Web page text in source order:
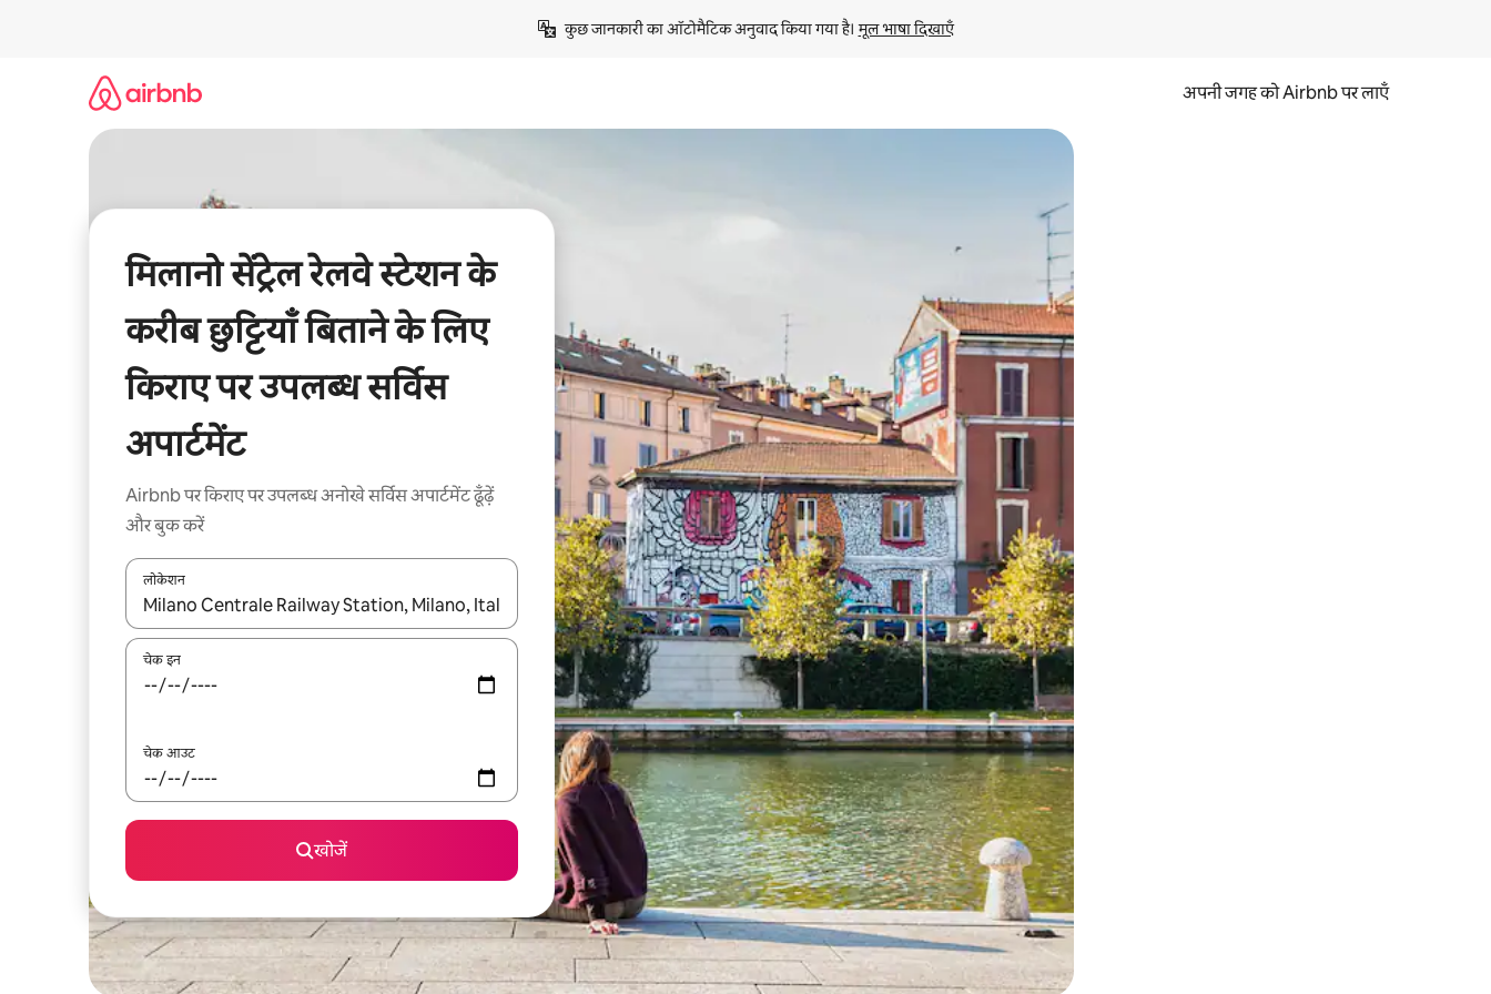
कुछ जानकारी का ऑटोमैटिक अनुवाद किया गया है। मूल भाषा दिखाएँ
अपनी जगह को Airbnb पर लाएँ
मिलानो सेंट्रेल रेलवे स्टेशन के
करीब छुट्टियाँ बिताने के लिए
किराए पर उपलब्ध सर्विस
अपार्टमेंट
Airbnb पर किराए पर उपलब्ध अनोखे सर्विस अपार्टमेंट ढूँढ़ें
और बुक करें
लोकेशन
नतीजों के उपलब्ध होने पर, अप और डाउन 'ऐरो की' का इस्तेमाल करके नेविगेट करें या टच या फिर स्वाइप जेस्चर का इस्तेमाल करके एक्सप्लोर करें।
चेक इन
चेक आउट
खोजें